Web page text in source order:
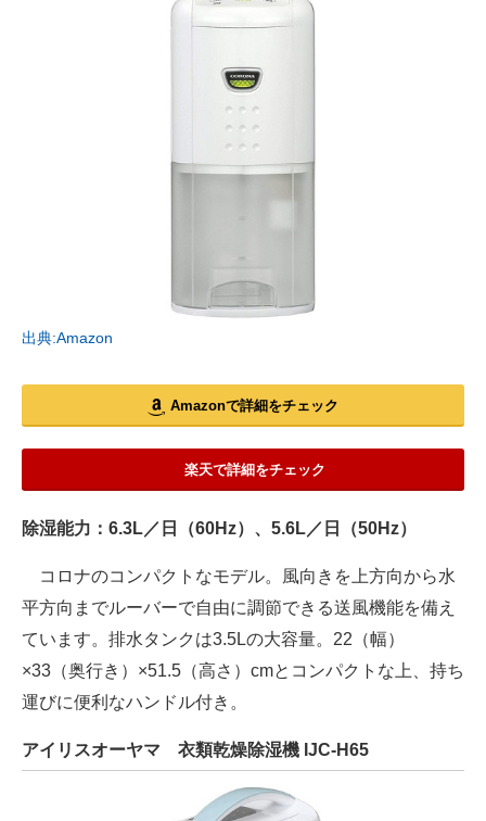
出典:Amazon
Amazonで詳細をチェック
楽天で詳細をチェック
除湿能力：6.3L／日（60Hz）、5.6L／日（50Hz）
コロナのコンパクトなモデル。風向きを上方向から水
平方向までルーバーで自由に調節できる送風機能を備え
ています。排水タンクは3.5Lの大容量。22（幅）
×33（奥行き）×51.5（高さ）cmとコンパクトな上、持ち
運びに便利なハンドル付き。
アイリスオーヤマ 衣類乾燥除湿機 IJC-H65